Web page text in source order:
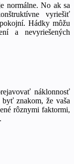
normálne. No ak sa
vyriešiť
Hádky môžu
a nevyriešených
náklonnosť
znakom, že vaša
rôznymi faktormi,